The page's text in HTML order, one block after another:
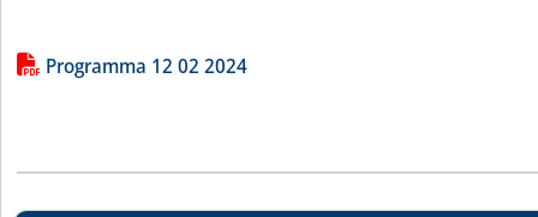
Lista allegati PDF alla notizia
Programma 12 02 2024